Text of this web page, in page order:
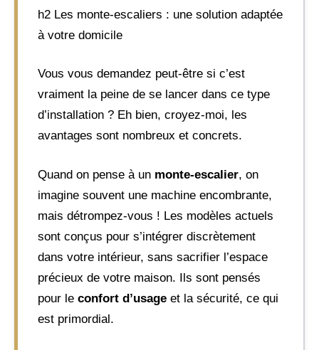
h2 Les monte-escaliers : une solution adaptée
à votre domicile
Vous vous demandez peut-être si c’est
vraiment la peine de se lancer dans ce type
d’installation ? Eh bien, croyez-moi, les
avantages sont nombreux et concrets.
Quand on pense à un monte-escalier, on
imagine souvent une machine encombrante,
mais détrompez-vous ! Les modèles actuels
sont conçus pour s’intégrer discrètement
dans votre intérieur, sans sacrifier l’espace
précieux de votre maison. Ils sont pensés
pour le confort d’usage et la sécurité, ce qui
est primordial.